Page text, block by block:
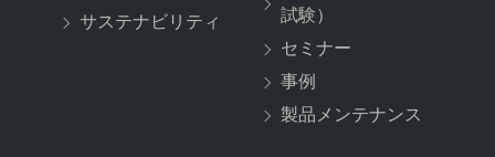
サステナビリティ
試験）
セミナー
事例
製品メンテナンス